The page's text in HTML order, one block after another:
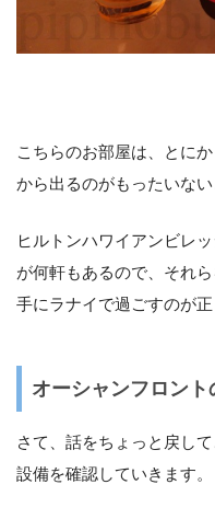
こちらのお部屋は、とに
から出るのがもったいない
ヒルトンハワイアンビレ
が何軒もあるので、それ
手にラナイで過ごすのが正
オーシャンフロン
さて、話をちょっと戻し
設備を確認していきます。